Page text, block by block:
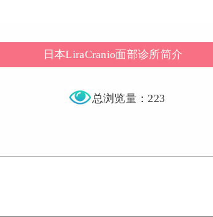
日本LiraCranio面部诊所简介
总浏览量：223